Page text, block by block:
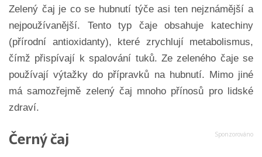
Zelený čaj je co se hubnutí týče asi ten nejznámější a
nejpoužívanější. Tento typ čaje obsahuje katechiny
(přírodní antioxidanty), které zrychlují metabolismus,
čímž přispívají k spalování tuků. Ze zeleného čaje se
používají výtažky do přípravků na hubnutí. Mimo jiné
má samozřejmě zelený čaj mnoho přínosů pro lidské
zdraví.
Černý čaj